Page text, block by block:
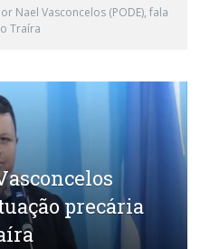
Nael Vasconcelos (PODE), fala
Traíra
precária